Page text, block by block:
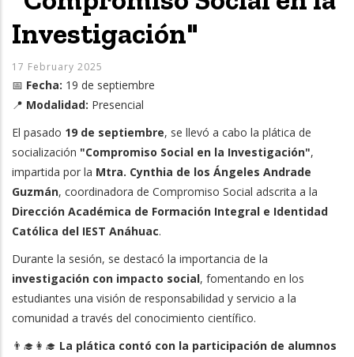
Investigación"
17 February 2025
📅 Fecha: 19 de septiembre
📍 Modalidad: Presencial
El pasado 19 de septiembre, se llevó a cabo la plática de
socialización "Compromiso Social en la Investigación",
impartida por la Mtra. Cynthia de los Ángeles Andrade
Guzmán, coordinadora de Compromiso Social adscrita a la
Dirección Académica de Formación Integral e Identidad
Católica del IEST Anáhuac.
Durante la sesión, se destacó la importancia de la
investigación con impacto social, fomentando en los
estudiantes una visión de responsabilidad y servicio a la
comunidad a través del conocimiento científico.
👨‍🎓👩‍🎓 La plática contó con la participación de alumnos